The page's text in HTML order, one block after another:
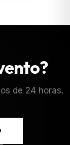
de 24 horas.